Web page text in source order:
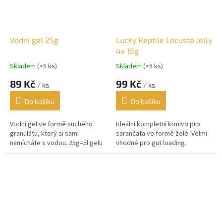
Vodní gel 25g
Skladem (>5 ks)
89 Kč / ks
Do košíku
Vodní gel ve formě suchého
granulátu, který si sami
namícháte s vodou. 25g=5l gelu
Lucky Reptile Locusta Jelly
4x 15g
Skladem (>5 ks)
99 Kč / ks
Do košíku
Ideální kompletní krmivo pro
sarančata ve formě želé. Velmi
vhodné pro gut loading.